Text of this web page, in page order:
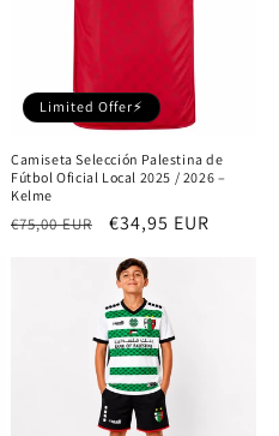
Limited Offer⚡
Camiseta Selección Palestina de
Fútbol Oficial Local 2025 / 2026 –
Kelme
Precio
€75,00 EUR
Precio
oferta
€34,95 EUR